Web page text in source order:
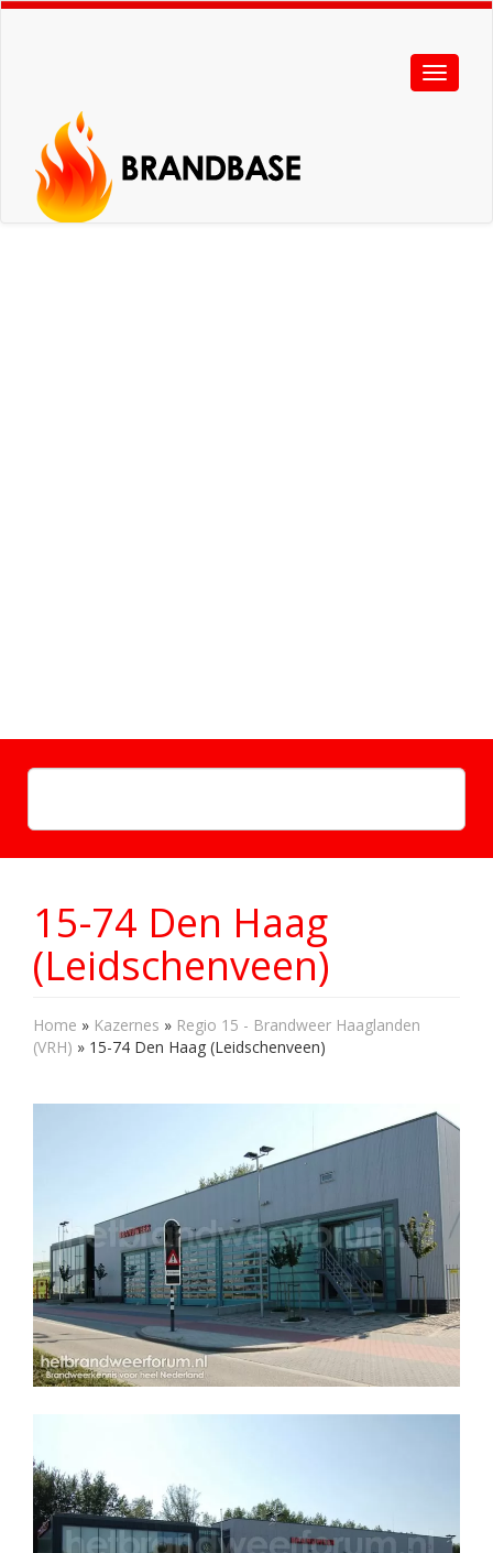
15-74 Den Haag
(Leidschenveen)
Home » Kazernes » Regio 15 - Brandweer Haaglanden
(VRH) » 15-74 Den Haag (Leidschenveen)